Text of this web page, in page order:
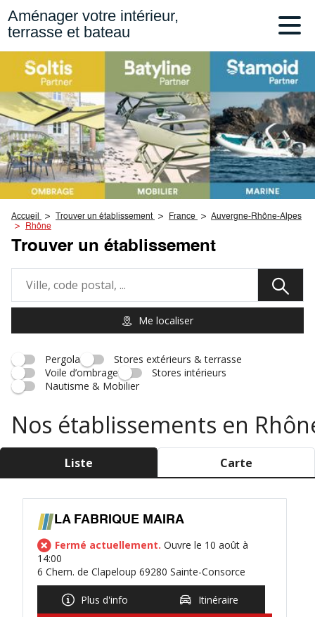
Aménager votre intérieur,
terrasse et bateau
Accueil Trouver un établissement France
Auvergne-Rhône-Alpes
Rhône
Trouver un établissement
Me localiser
Pergola
Stores extérieurs & terrasse
Voile d’ombrage
Stores intérieurs
Nautisme & Mobilier
Nos établissements en
Liste Carte
LA FABRIQUE MAIRA
Fermé actuellement. Ouvre le 10 août à
14:00
6 Chem. de Clapeloup 69280 Sainte-Consorce
Plus d'info Itinéraire